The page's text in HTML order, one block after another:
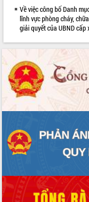
Về việc công bố Danh
lĩnh vực phòng cháy,
giải quyết của UBND